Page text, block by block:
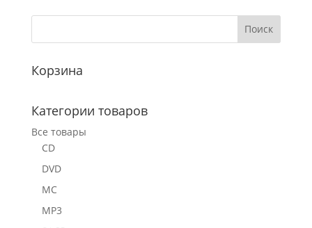
Корзина
Категории товаров
Все товары
CD
DVD
MC
MP3